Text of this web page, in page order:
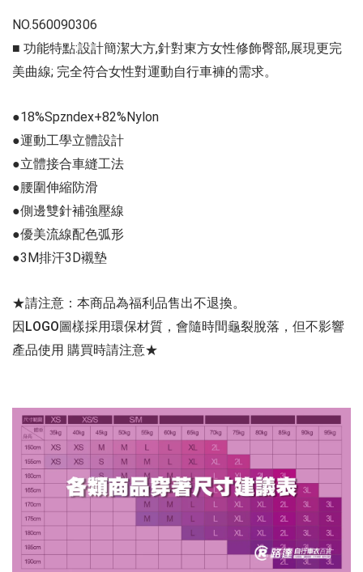
NO.560090306
■ 功能特點:設計簡潔大方,針對東方女性修飾臀部,展現更完
美曲線; 完全符合女性對運動自行車褲的需求。
●18%Spzndex+82%Nylon
●運動工學立體設計
●立體接合車縫工法
●腰圍伸縮防滑
●側邊雙針補強壓線
●優美流線配色弧形
●3M排汗3D襯墊
★請注意：本商品為福利品售出不退換。
因LOGO圖樣採用環保材質，會隨時間龜裂脫落，但不影響
產品使用 購買時請注意★